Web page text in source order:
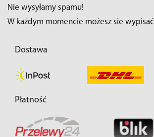
Nie wysyłamy spamu!
W każdym momencie możesz sie wypisać
Dostawa
Płatność